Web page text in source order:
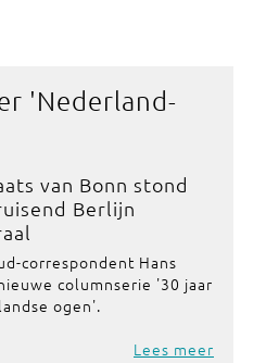
'Nederland-
van Bonn stond
Berlijn
correspondent Hans
columnserie '30 jaar
ogen'.
Lees meer